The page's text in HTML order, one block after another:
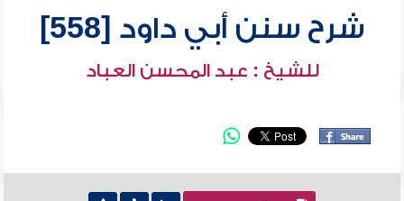
شرح سنن أبي داود [558]
للشيخ : عبد المحسن العباد